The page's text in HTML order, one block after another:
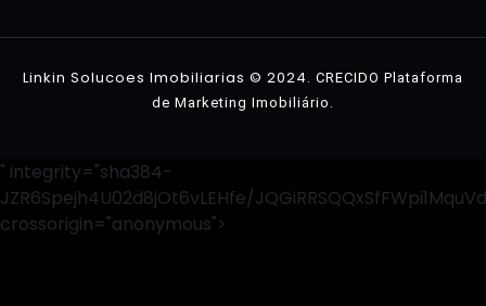
Linkin Solucoes Imobiliarias © 2024. CRECIDO Plataforma
de Marketing Imobiliário .
" integrity="sha384-
JZR6Spejh4U02d8jOt6vLEHfe/
crossorigin="anonymous">